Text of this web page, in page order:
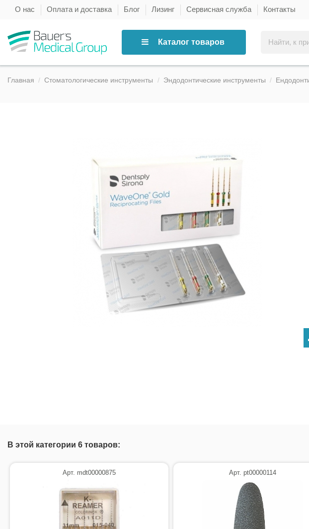
О нас Оплата и доставка Блог Лизинг Сервисная служба Контакты
Каталог товаров
Главная Стоматологические инструменты Эндодонтические инструменты
В этой категории 6 товаров:
Арт. mdt00000875 Арт. pt00000114